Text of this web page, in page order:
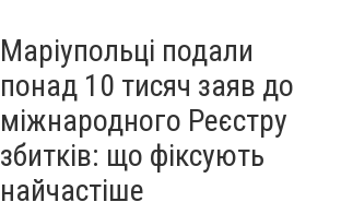
Маріупольці подали
понад 10 тисяч заяв до
міжнародного Реєстру
збитків: що фіксують
найчастіше